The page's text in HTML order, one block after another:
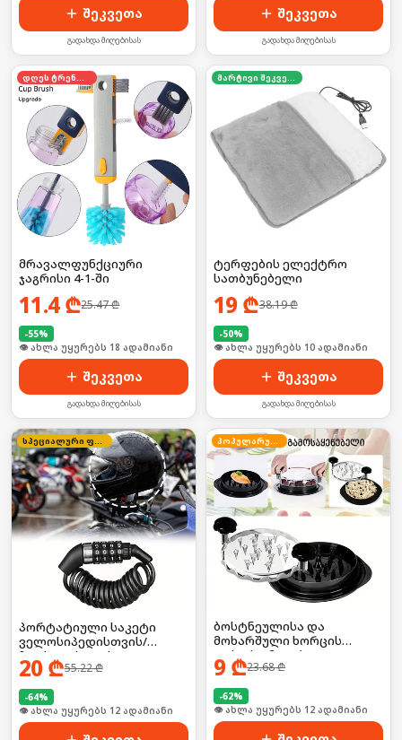
შეკვეთა
გადახდა მიღებისას
შეკვეთა
გადახდა მიღებისას
დღეს ტრენდში
მრავალფუნქციური
ჯაგრისი 4-1-ში
11.4₾25.47₾
-55%
🛒 ბოლო 24სთ-ში იყიდა 29-მა
შეკვეთა
გადახდა მიღებისას
მარტივი შეკვეთა
ტერფების ელექტრო
სათბუნებელი
19 ₾38.19₾
-50%
🛒 ბოლო 24სთ-ში იყიდა 12-მა
შეკვეთა
გადახდა მიღებისას
სპეციალური ფასი
პორტატიული საკეტი
ველოსიპედისთვის/
ჩაფხუტისთვის
20₾55.22₾
-64%
🛒 ბოლო 24სთ-ში იყიდა 18-მა
პოპულარული
ბოსტნეულისა და
მოხარშული ხორცის
დასაქუცმაცებელი გაჯეტი
9 ₾23.68₾
-62%
🛒 ბოლო 24სთ-ში იყიდა 15-მა